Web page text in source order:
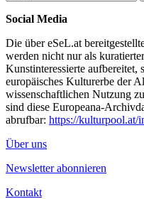
Social Media
Die über eSeL.at
werden nicht nur als
Kunstinteressierte aufbereitet,
europäisches Kulturerbe der
wissenschaftlichen Nutzung
sind diese Europeana-
abrufbar: https://kulturpool.at/
Über uns
Newsletter abonnieren
Kontakt